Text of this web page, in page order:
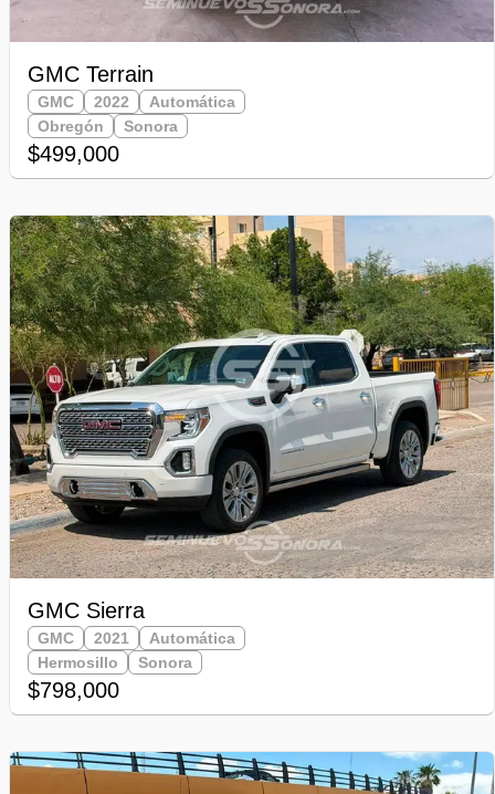
GMC Terrain
GMC 2022
Automática
Obregón
Sonora
$499,000
GMC Sierra
GMC 2021
Automática
Hermosillo
Sonora
$798,000